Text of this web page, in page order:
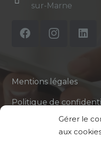
Gérer le
aux
sur-Marne
Mentions légales
Politique de
Politique de